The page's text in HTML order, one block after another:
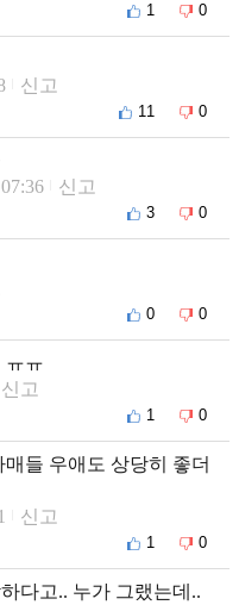
1 0
신고
11 0
신고
3 0
0 0
ㅠㅠ
신고
1 0
들 우애도 상당히 좋더
신고
1 0
다고.. 누가 그랬는데..